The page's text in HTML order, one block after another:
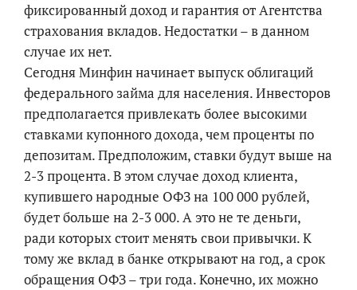
фиксированный доход и гарантия от Агентства
страхования вкладов. Недостатки – в данном
случае их нет.
Сегодня Минфин начинает выпуск облигаций
федерального займа для населения. Инвесторов
предполагается привлекать более высокими
ставками купонного дохода, чем проценты по
депозитам. Предположим, ставки будут выше на
2-3 процента. В этом случае доход клиента,
купившего народные ОФЗ на 100 000 рублей,
будет больше на 2-3 000. А это не те деньги,
ради которых стоит менять свои привычки. К
тому же вклад в банке открывают на год, а срок
обращения ОФЗ – три года. Конечно, их можно